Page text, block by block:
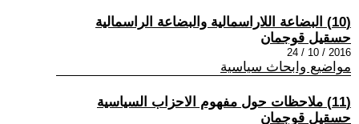
(10) البضاعة اللاراسمالية والبضاعة الراسمالية
حسقيل قوجمان
2016 / 10 / 24
مواضيع وابحاث سياسية
(11) ملاحظات حول مفهوم الاحزاب السياسية
حسقيل قوجمان